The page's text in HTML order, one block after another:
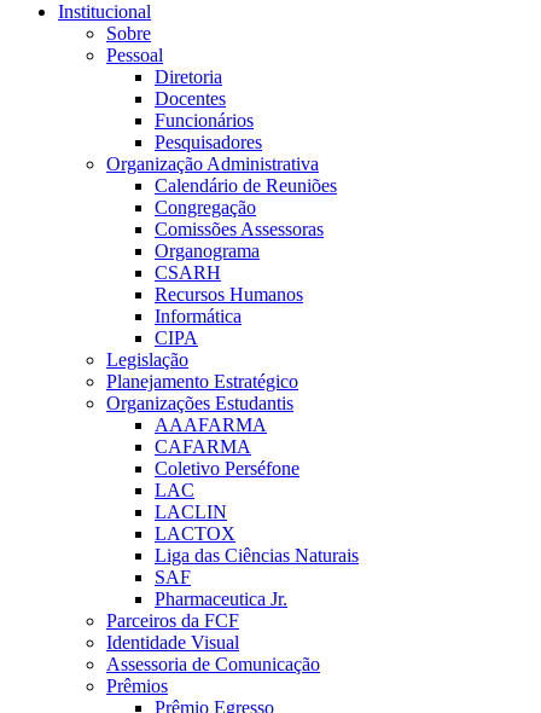
Institucional
Sobre
Pessoal
Diretoria
Docentes
Funcionários
Pesquisadores
Organização Administrativa
Calendário de Reuniões
Congregação
Comissões Assessoras
Organograma
CSARH
Recursos Humanos
Informática
CIPA
Legislação
Planejamento Estratégico
Organizações Estudantis
AAAFARMA
CAFARMA
Coletivo Perséfone
LAC
LACLIN
LACTOX
Liga das Ciências Naturais
SAF
Pharmaceutica Jr.
Parceiros da FCF
Identidade Visual
Assessoria de Comunicação
Prêmios
Prêmio Egresso